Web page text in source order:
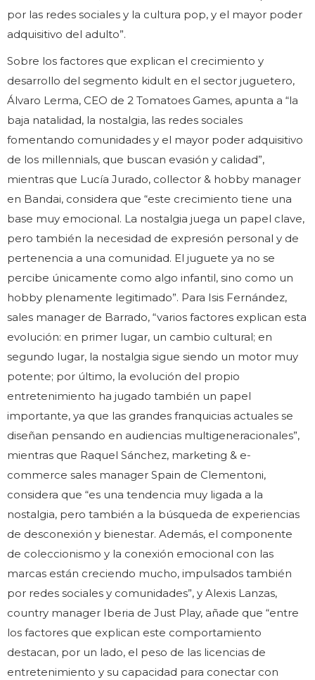
por las redes sociales y la cultura pop, y el mayor poder
adquisitivo del adulto”.
Sobre los factores que explican el crecimiento y
desarrollo del segmento kidult en el sector juguetero,
Álvaro Lerma, CEO de 2 Tomatoes Games, apunta a “la
baja natalidad, la nostalgia, las redes sociales
fomentando comunidades y el mayor poder adquisitivo
de los millennials, que buscan evasión y calidad”,
mientras que Lucía Jurado, collector & hobby manager
en Bandai, considera que “este crecimiento tiene una
base muy emocional. La nostalgia juega un papel clave,
pero también la necesidad de expresión personal y de
pertenencia a una comunidad. El juguete ya no se
percibe únicamente como algo infantil, sino como un
hobby plenamente legitimado”. Para Isis Fernández,
sales manager de Barrado, “varios factores explican esta
evolución: en primer lugar, un cambio cultural; en
segundo lugar, la nostalgia sigue siendo un motor muy
potente; por último, la evolución del propio
entretenimiento ha jugado también un papel
importante, ya que las grandes franquicias actuales se
diseñan pensando en audiencias multigeneracionales”,
mientras que Raquel Sánchez, marketing & e-
commerce sales manager Spain de Clementoni,
considera que “es una tendencia muy ligada a la
nostalgia, pero también a la búsqueda de experiencias
de desconexión y bienestar. Además, el componente
de coleccionismo y la conexión emocional con las
marcas están creciendo mucho, impulsados también
por redes sociales y comunidades”, y Alexis Lanzas,
country manager Iberia de Just Play, añade que “entre
los factores que explican este comportamiento
destacan, por un lado, el peso de las licencias de
entretenimiento y su capacidad para conectar con